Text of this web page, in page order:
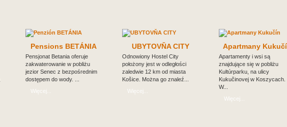
Pensions BETÁNIA
Pensjonat Betania oferuje
zakwaterowanie w pobliżu
jezior Senec z bezpośrednim
dostępem do wody. ...
Więcej...
UBYTOVŇA CITY
Odnowiony Hostel City
położony jest w odległości
zaledwie 12 km od miasta
Košice. Można go znaleź...
Więcej...
Apartmany
Apartamenty i wsi są
znajdujące się w pobliżu
Kultúrparku, na ulicy
Kukučinovej w Koszycach.
W...
Więcej...